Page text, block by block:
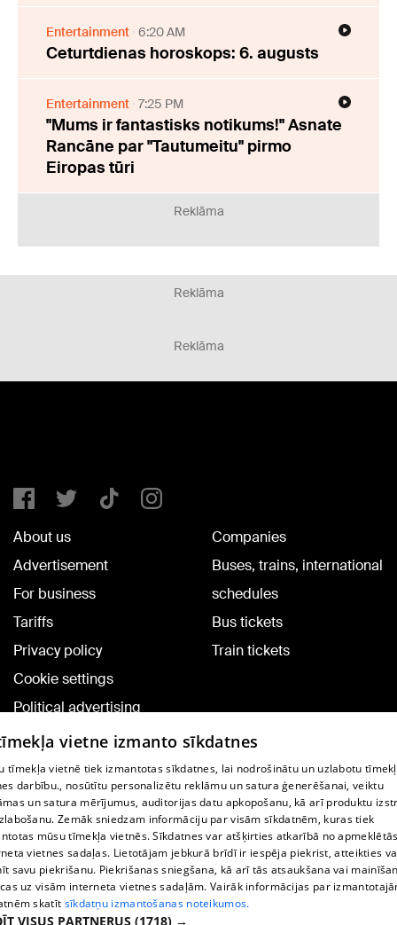
Entertainment 6:20 AM
Ceturtdienas horoskops: 6. augusts
Entertainment 7:25 PM
"Mums ir fantastisks notikums!" Asnate
Rancāne par "Tautumeitu" pirmo
Eiropas tūri
Reklāma
Reklāma
Reklāma
About us
Advertisement
For business
Tariffs
Privacy policy
Cookie settings
Political advertising
Cookie policy
Commenting terms
Companies
Buses, trains, international
schedules
Bus tickets
Train tickets
TV program
Contract rules
360 Ziņu kontakti
Helio Media
vietne izmanto sīkdatnes
tīmekļa vietnē tiek izmantotas sīkdatnes, lai nodrošinātu un uzlabotu
darbību., nosūtītu personalizētu reklāmu un satura ģenerēšanai, veiktu
un satura mērījumus, auditorijas datu apkopošanu, kā arī produktu
Zemāk sniedzam informāciju par visām sīkdatnēm, kuras tiek
mūsu tīmekļa vietnēs. Sīkdatnes var atšķirties atkarībā no
vietnes sadaļas. Lietotājam jebkurā brīdī ir iespēja piekrist, atteikties
savu piekrišanu. Piekrišanas sniegšana, kā arī tās atsaukšana vai
uz visām interneta vietnes sadaļām. Vairāk informācijas par
skatīt sīkdatņu izmantošanas noteikumos.
VISUS PARTNERUS (1718) →